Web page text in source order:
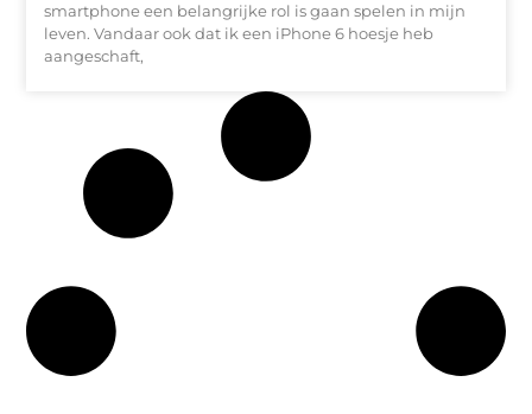
smartphone een belangrijke rol is gaan spelen in mijn
leven. Vandaar ook dat ik een iPhone 6 hoesje heb
aangeschaft,